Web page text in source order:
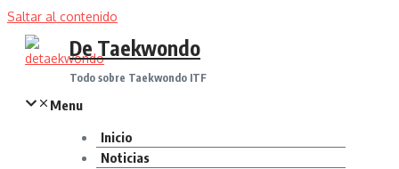
Saltar al contenido
De Taekwondo
Todo sobre Taekwondo ITF
Menu
Inicio
Noticias